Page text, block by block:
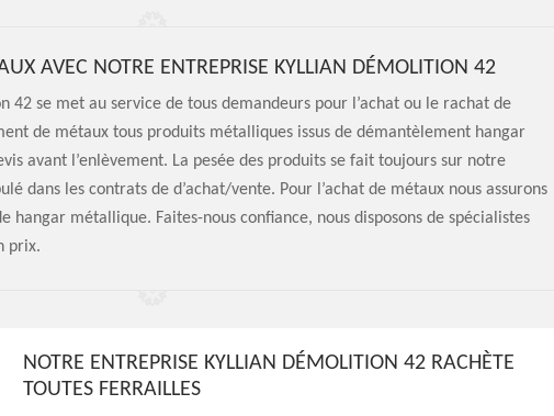
AVEC NOTRE ENTREPRISE KYLLIAN DÉMOLITION 42
42 se met au service de tous demandeurs pour l’achat ou le rachat de
de métaux tous produits métalliques issus de démantèlement hangar
avant l’enlèvement. La pesée des produits se fait toujours sur notre
dans les contrats de d’achat/vente. Pour l’achat de métaux nous assurons
hangar métallique. Faites-nous confiance, nous disposons de spécialistes
prix.
NOTRE ENTREPRISE KYLLIAN DÉMOLITION 42 RACHÈTE
TOUTES FERRAILLES